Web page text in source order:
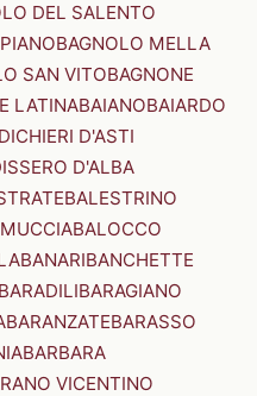
DEL SALENTO
BAGNOLO MELLA
SAN VITOBAGNONE
LATINABAIANOBAIARDO
D'ASTI
D'ALBA
BALESTRINO
BALOCCO
BANARIBANCHETTE
BARADILIBARAGIANO
BARANZATEBARASSO
BARBARA
VICENTINO